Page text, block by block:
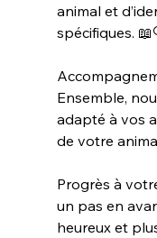
animal et
spécifiques.
Ensemble,
adapté à vos
de votre
Progrès à
un pas en
heureux et